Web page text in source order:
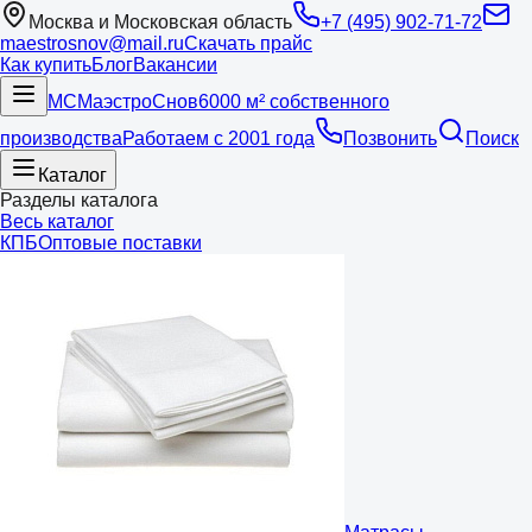
Москва и Московская область
+7 (495) 902-71-72
maestrosnov@mail.ruСкачать прайс
Как купитьБлогВакансии
МСМаэстроСнов6000 м² собственного
производстваРаботаем с 2001 года Позвонить
Поиск
Каталог
Разделы каталога
Весь каталог
КПБОптовые поставки